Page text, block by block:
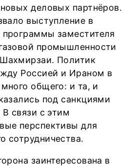
деловых партнёров.
выступление в
заместителя
промышленности
Политик
Россией и Ираном в
общего: и та, и
под санкциями
В связи с этим
перспективы для
сотрудничества.
заинтересована в